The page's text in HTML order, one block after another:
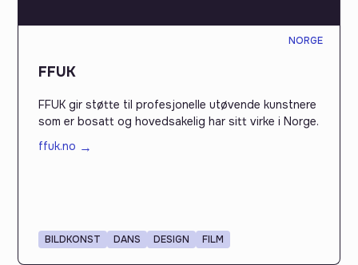
NORGE
FFUK
FFUK gir støtte til profesjonelle utøvende kunstnere
som er bosatt og hovedsakelig har sitt virke i Norge.
ffuk.no →
BILDKONST DANS DESIGN FILM